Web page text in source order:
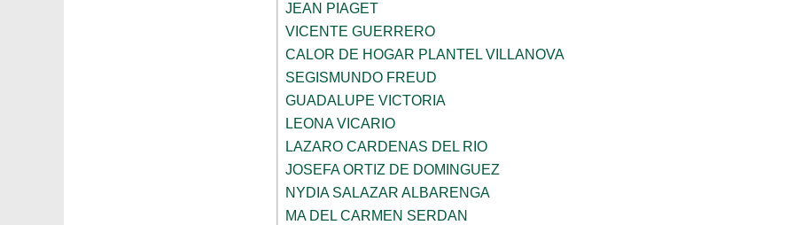
JEAN PIAGET
VICENTE GUERRERO
CALOR DE HOGAR PLANTEL VILLANOVA
SEGISMUNDO FREUD
GUADALUPE VICTORIA
LEONA VICARIO
LAZARO CARDENAS DEL RIO
JOSEFA ORTIZ DE DOMINGUEZ
NYDIA SALAZAR ALBARENGA
MA DEL CARMEN SERDAN